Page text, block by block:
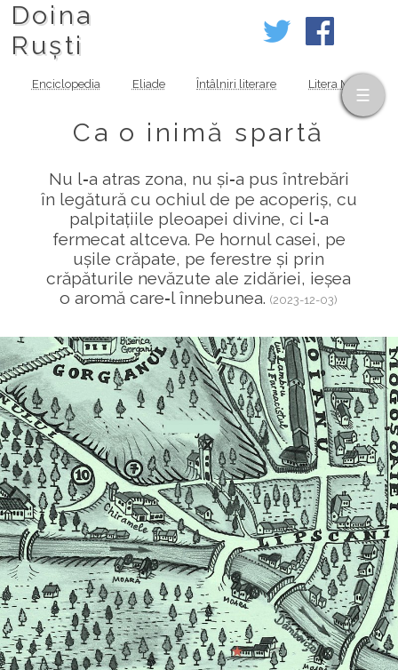
Doina
Ruști
Enciclopedia Eliade Întâlniri literare Litera MOV
Ca o inimă spartă
Nu l‑a atras zona, nu și‑a pus întrebări
în legătură cu ochiul de pe acoperiș, cu
palpitațiile pleoapei divine, ci l‑a
fermecat altceva. Pe hornul casei, pe
ușile crăpate, pe ferestre și prin
crăpăturile nevăzute ale zidăriei, ieșea
o aromă care‑l înnebunea.(2023-12-03)